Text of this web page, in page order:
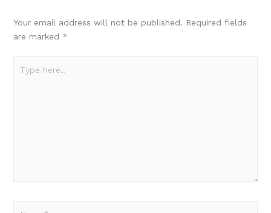
Your email address will not be published. Required fields
are marked *
here..